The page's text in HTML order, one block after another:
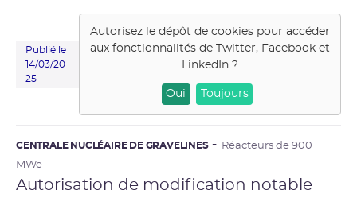
Publié le
14/03/20
25
Autorisez le dépôt de cookies pour accéder
aux fonctionnalités de Twitter, Facebook et
LinkedIn?
Oui Toujours
CENTRALE NUCLÉAIRE DE GRAVELINES
Réacteurs de 900
MWe
Autorisation de modification notable